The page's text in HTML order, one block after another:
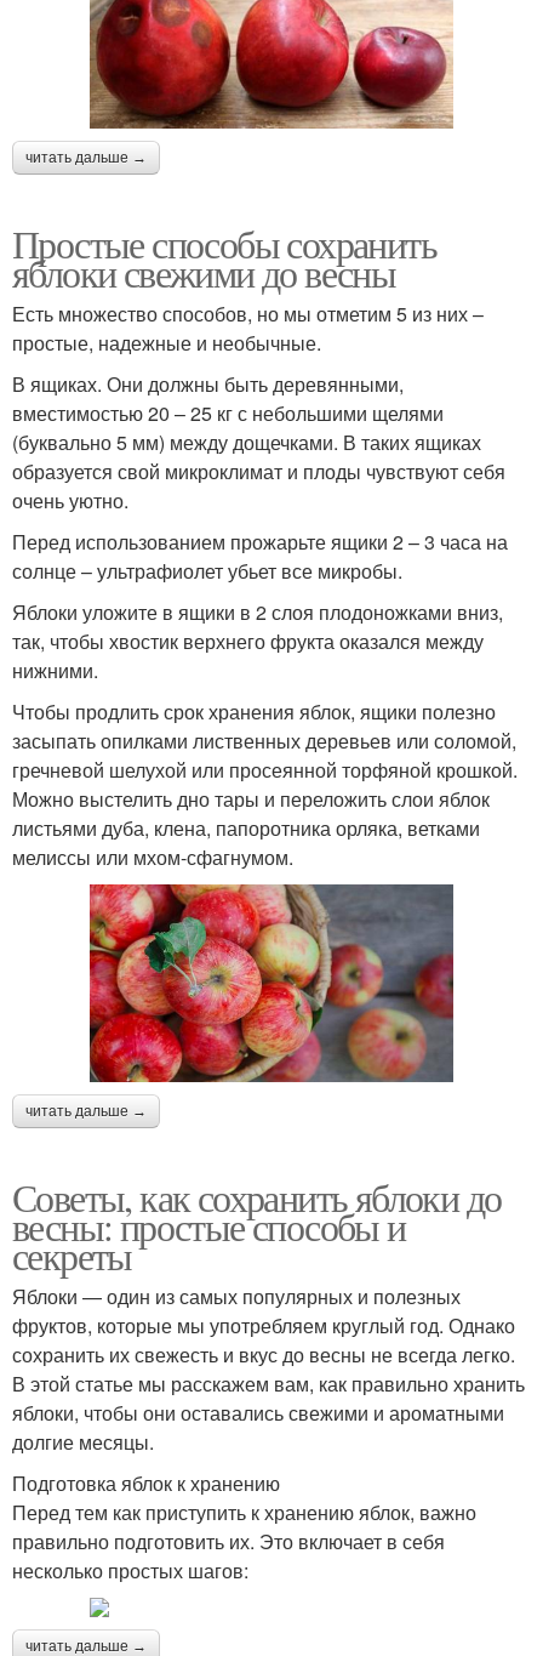
читать дальше →
Простые способы сохранить
яблоки свежими до весны
Есть множество способов, но мы отметим 5 из них –
простые, надежные и необычные.
В ящиках. Они должны быть деревянными,
вместимостью 20 – 25 кг с небольшими щелями
(буквально 5 мм) между дощечками. В таких ящиках
образуется свой микроклимат и плоды чувствуют себя
очень уютно.
Перед использованием прожарьте ящики 2 – 3 часа на
солнце – ультрафиолет убьет все микробы.
Яблоки уложите в ящики в 2 слоя плодоножками вниз,
так, чтобы хвостик верхнего фрукта оказался между
нижними.
Чтобы продлить срок хранения яблок, ящики полезно
засыпать опилками лиственных деревьев или соломой,
гречневой шелухой или просеянной торфяной крошкой.
Можно выстелить дно тары и переложить слои яблок
листьями дуба, клена, папоротника орляка, ветками
мелиссы или мхом-сфагнумом.
читать дальше →
Советы, как сохранить яблоки до
весны: простые способы и
секреты
Яблоки — один из самых популярных и полезных
фруктов, которые мы употребляем круглый год. Однако
сохранить их свежесть и вкус до весны не всегда легко.
В этой статье мы расскажем вам, как правильно хранить
яблоки, чтобы они оставались свежими и ароматными
долгие месяцы.
Подготовка яблок к хранению
Перед тем как приступить к хранению яблок, важно
правильно подготовить их. Это включает в себя
несколько простых шагов:
читать дальше →